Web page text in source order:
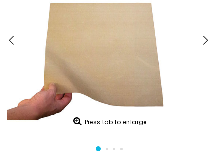
Press tab to enlarge